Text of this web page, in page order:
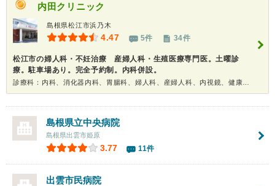
内田クリニック
島根県松江市浜乃木
4.47 5件 34件
松江市の婦人科・不妊治療 産婦人科・生殖医療専門医。土曜診
療。駐車場あり。完全予約制。内科併設。
島根県立中央病院
島根県出雲市姫原
3.77 11件
出雲市民病院